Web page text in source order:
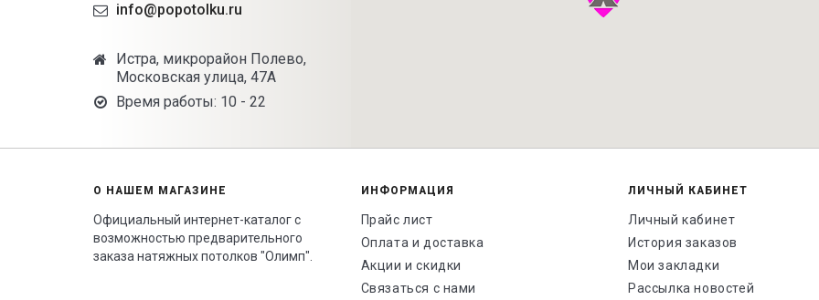
info@popotolku.ru
Истра, микрорайон Полево,
Московская улица, 47А
Время работы: 10 - 22
О НАШЕМ МАГАЗИНЕ
Официальный интернет-каталог с
возможностью предварительного
заказа натяжных потолков "Олимп".
ИНФОРМАЦИЯ
Прайс лист
Оплата и доставка
Акции и скидки
Связаться с нами
ЛИЧНЫЙ КАБИНЕТ
Личный кабинет
История заказов
Мои закладки
Рассылка новостей